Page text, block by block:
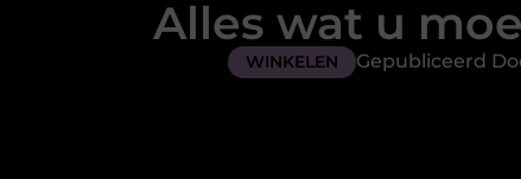
Alles wat u
WINKELEN Gepubliceerd